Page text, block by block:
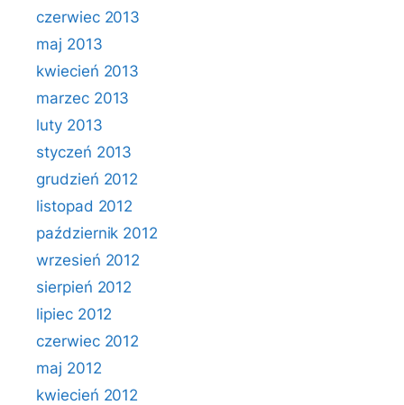
czerwiec 2013
maj 2013
kwiecień 2013
marzec 2013
luty 2013
styczeń 2013
grudzień 2012
listopad 2012
październik 2012
wrzesień 2012
sierpień 2012
lipiec 2012
czerwiec 2012
maj 2012
kwiecień 2012